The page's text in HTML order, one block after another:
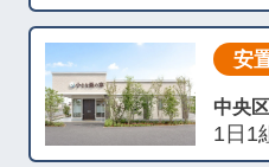
安
中央区
1日1